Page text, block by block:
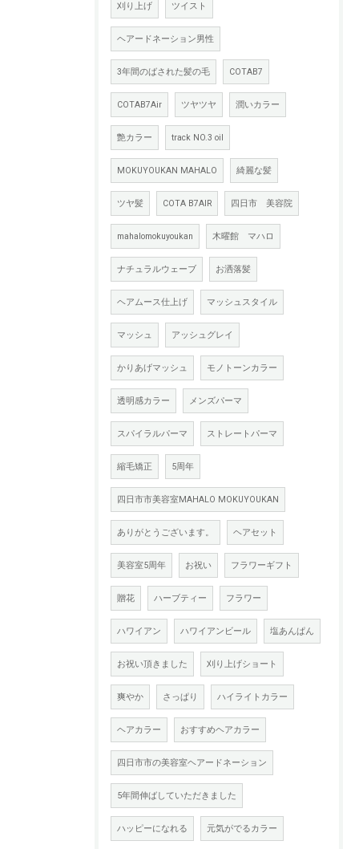
刈り上げ ツイスト
ヘアードネーション男性
3年間のばされた髪の毛 COTAB7
COTAB7Air ツヤツヤ 潤いカラー
艶カラー track NO.3 oil
MOKUYOUKAN MAHALO 綺麗な髪
ツヤ髪 COTA B7AIR 四日市 美容院
mahalomokuyoukan 木曜館 マハロ
ナチュラルウェーブ お洒落髪
ヘアムース仕上げ マッシュスタイル
マッシュ アッシュグレイ
かりあげマッシュ モノトーンカラー
透明感カラー メンズパーマ
スパイラルパーマ ストレートパーマ
縮毛矯正 5周年
四日市市美容室MAHALO MOKUYOUKAN
ありがとうございます。 ヘアセット
美容室5周年 お祝い フラワーギフト
贈花 ハーブティー フラワー
ハワイアン ハワイアンビール 塩あんぱん
お祝い頂きました 刈り上げショート
爽やか さっぱり ハイライトカラー
ヘアカラー おすすめヘアカラー
四日市市の美容室ヘアードネーション
5年間伸ばしていただきました
ハッピーになれる 元気がでるカラー